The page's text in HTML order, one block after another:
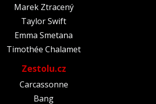
Marek Ztracený
Taylor Swift
Emma Smetana
Timothée Chalamet
Zestolu.cz
Carcassonne
Bang